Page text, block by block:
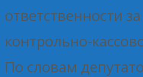
ответственности
контрольно-
По словам